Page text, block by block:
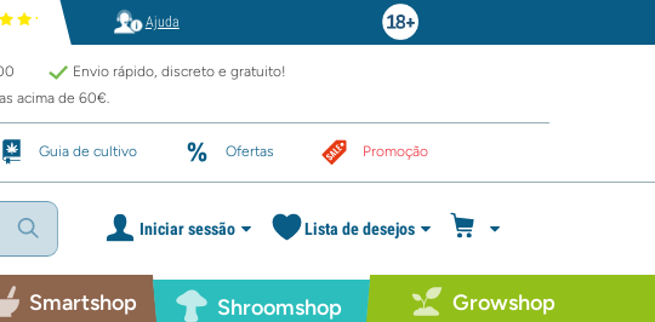
Ajuda
Envio rápido, discreto e gratuito!
acima de 60€.
Guia de cultivo Ofertas Promoção
Iniciar sessão Lista de desejos
Smartshop Shroomshop Growshop